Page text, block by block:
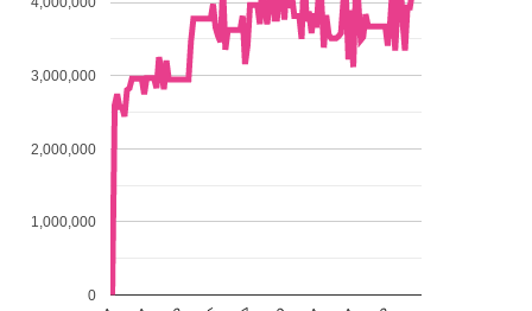
0
1,000,000
2,000,000
3,000,000